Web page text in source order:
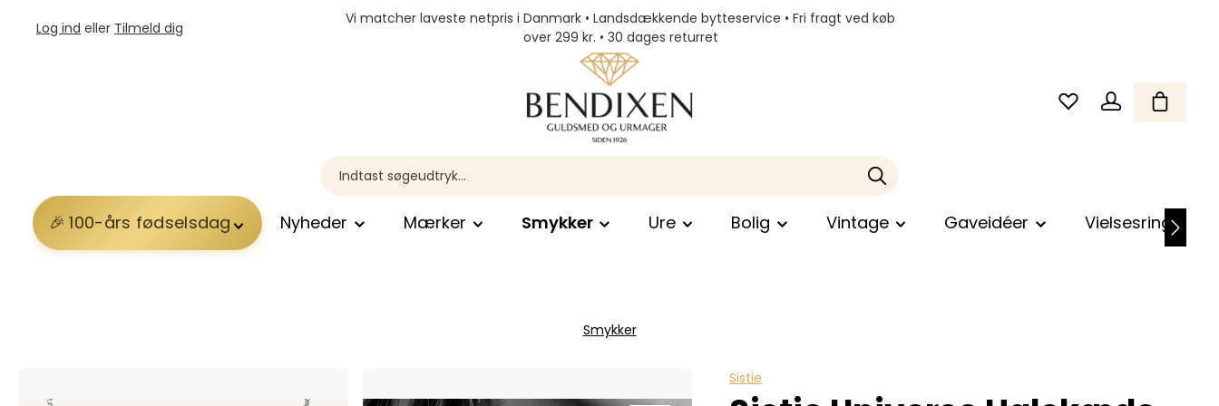
Log ind eller Tilmeld dig
Vi matcher laveste netpris i Danmark • Landsdækkende bytteservice • Fri fragt ved køb
over 299 kr. • 30 dages returret
100-års fødselsdag Nyheder Mærker Smykker Ure Bolig Vintage Gaveidéer Vielsesringe
Smykker
Sistie